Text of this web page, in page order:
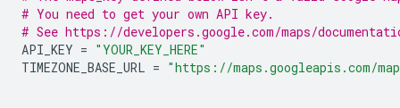
# You need to get your own API key.
# See https://developers.google.com/maps/
API_KEY = "YOUR_KEY_HERE"
TIMEZONE_BASE_URL = "https://maps.googleapis.com/